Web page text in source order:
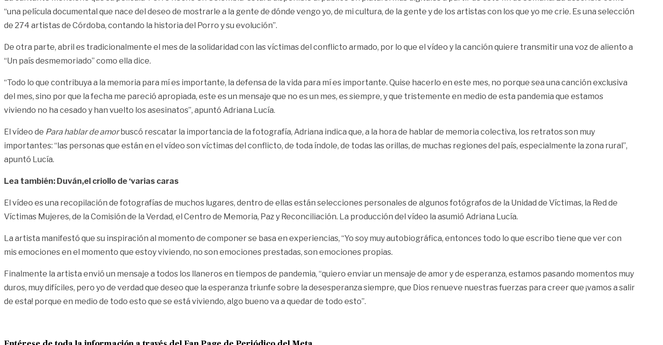
“una película documental que nace del deseo de mostrarle a la gente de dónde vengo yo, de mi cultura, de la gente y de los artistas con los que yo me crie. Es una selección
de 274 artistas de Córdoba, contando la historia del Porro y su evolución”.
De otra parte, abril es tradicionalmente el mes de la solidaridad con las víctimas del conflicto armado, por lo que el vídeo y la canción quiere transmitir una voz de aliento a
“Un país desmemoriado” como ella dice.
“Todo lo que contribuya a la memoria para mí es importante, la defensa de la vida para mí es importante. Quise hacerlo en este mes, no porque sea una canción exclusiva
del mes, sino por que la fecha me pareció apropiada, este es un mensaje que no es un mes, es siempre, y que tristemente en medio de esta pandemia que estamos
viviendo no ha cesado y han vuelto los asesinatos”, apuntó Adriana Lucía.
El vídeo de Para hablar de amorbuscó rescatar la importancia de la fotografía, Adriana indica que, a la hora de hablar de memoria colectiva, los retratos son muy
importantes: “las personas que están en el vídeo son víctimas del conflicto, de toda índole, de todas las orillas, de muchas regiones del país, especialmente la zona rural”,
apuntó Lucía.
Lea también: Duván,el criollo de ‘varias caras
El vídeo es una recopilación de fotografías de muchos lugares, dentro de ellas están selecciones personales de algunos fotógrafos de la Unidad de Víctimas, la Red de
Víctimas Mujeres, de la Comisión de la Verdad, el Centro de Memoria, Paz y Reconciliación. La producción del vídeo la asumió Adriana Lucía.
La artista manifestó que su inspiración al momento de componer se basa en experiencias, “Yo soy muy autobiográfica, entonces todo lo que escribo tiene que ver con
mis emociones en el momento que estoy viviendo, no son emociones prestadas, son emociones propias.
Finalmente la artista envió un mensaje a todos los llaneros en tiempos de pandemia, “quiero enviar un mensaje de amor y de esperanza, estamos pasando momentos muy
duros, muy difíciles, pero yo de verdad que deseo que la esperanza triunfe sobre la desesperanza siempre, que Dios renueve nuestras fuerzas para creer que ¡vamos a salir
de esta! porque en medio de todo esto que se está viviendo, algo bueno va a quedar de todo esto”.